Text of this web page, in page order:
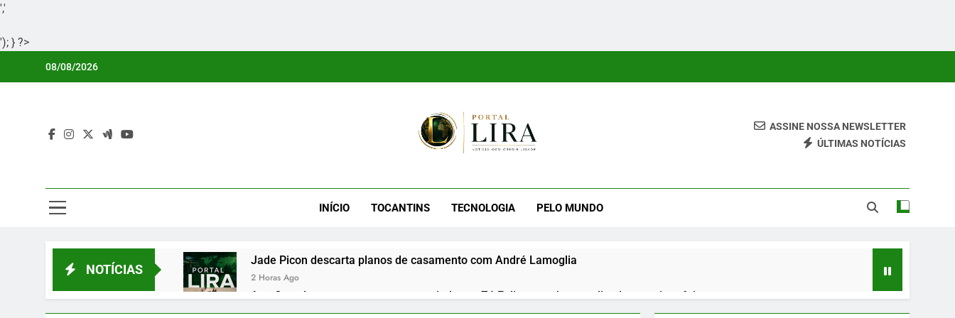
','
'); } ?>
08/08/2026
E Uma Boa Experiência Para O Leitor.
ASSINE NOSSA NEWSLETTER
ÚLTIMAS NOTÍCIAS
INÍCIO TOCANTINS TECNOLOGIA PELO MUNDO
NOTÍCIAS
Jade Picon descarta planos de casamento com André Lamoglia
2 Horas Ago
Ana Castela reage a mensagem enviada por Zé Felipe em show realizado na quinta-feira
2 Horas Ago